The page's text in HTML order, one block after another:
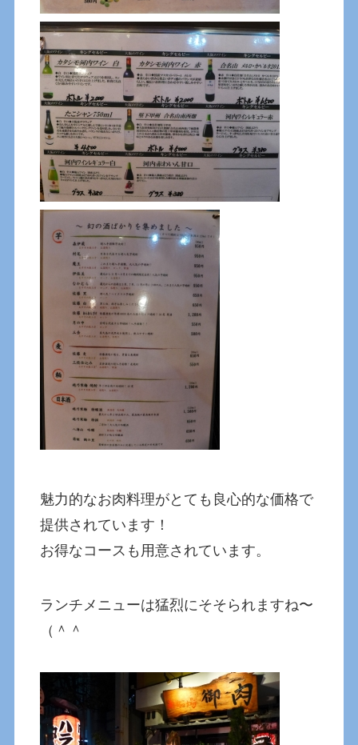
魅力的なお肉料理がとても良心的な価格で
提供されています！
お得なコースも用意されています。
ランチメニューは猛烈にそそられますね〜
（＾＾